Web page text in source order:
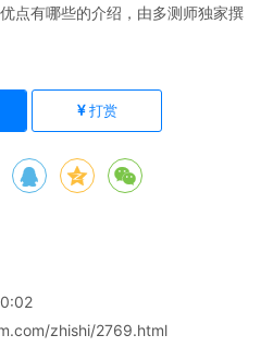
点有哪些的介绍，由多测师独家撰
打赏
zhishi/2769.html